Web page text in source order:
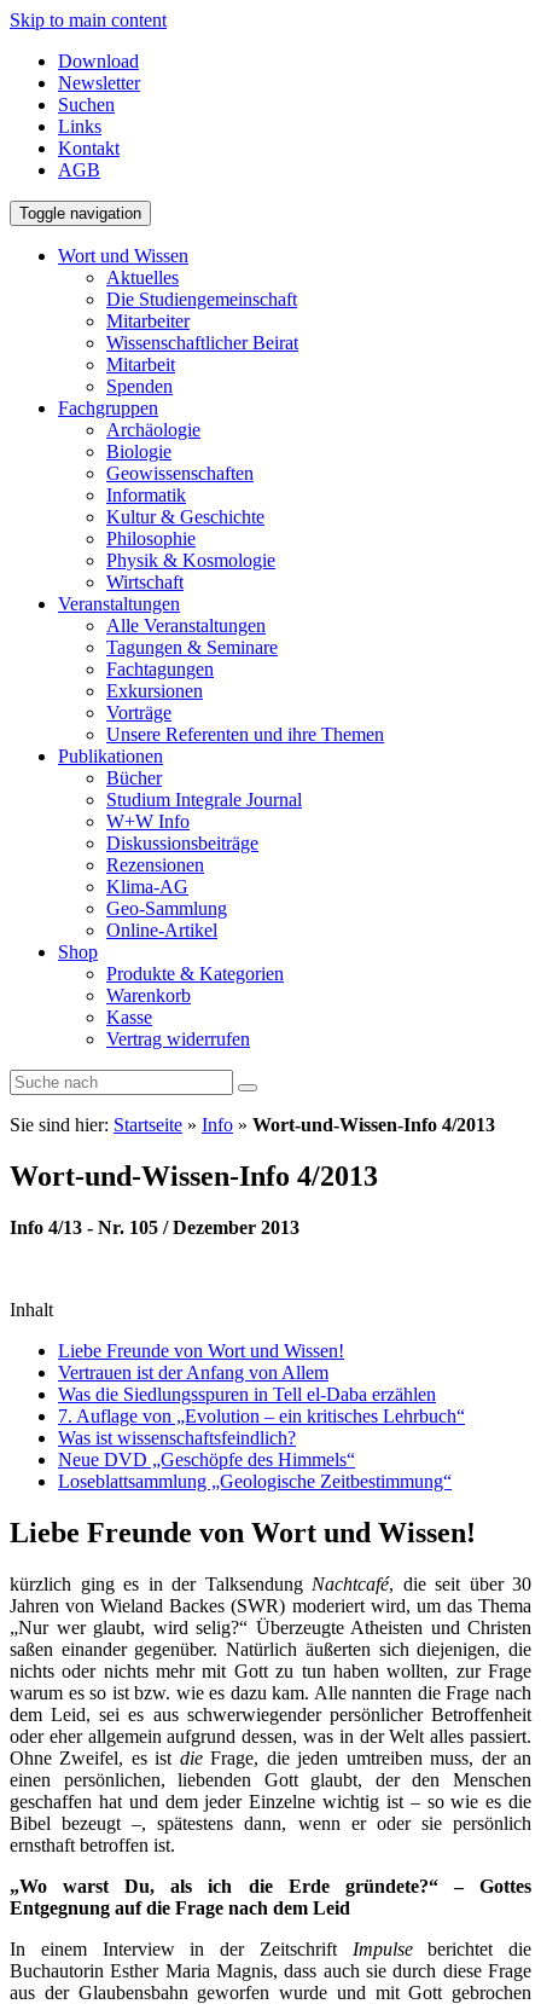
Skip to main content
Download
Newsletter
Suchen
Links
Kontakt
AGB
Toggle navigation
Wort und Wissen
Aktuelles
Die Studiengemeinschaft
Mitarbeiter
Wissenschaftlicher Beirat
Mitarbeit
Spenden
Fachgruppen
Archäologie
Biologie
Geowissenschaften
Informatik
Kultur & Geschichte
Philosophie
Physik & Kosmologie
Wirtschaft
Veranstaltungen
Alle Veranstaltungen
Tagungen & Seminare
Fachtagungen
Exkursionen
Vorträge
Unsere Referenten und ihre Themen
Publikationen
Bücher
Studium Integrale Journal
W+W Info
Diskussionsbeiträge
Rezensionen
Klima-AG
Geo-Sammlung
Online-Artikel
Shop
Produkte & Kategorien
Warenkorb
Kasse
Vertrag widerrufen
Sie sind hier: Startseite » Info » Wort-und-Wissen-Info 4/2013
Wort-und-Wissen-Info 4/2013
Info 4/13 - Nr. 105 / Dezember 2013
Inhalt
Liebe Freunde von Wort und Wissen!
Vertrauen ist der Anfang von Allem
Was die Siedlungsspuren in Tell el-Daba erzählen
7. Auflage von „Evolution – ein kritisches Lehrbuch“
Was ist wissenschaftsfeindlich?
Neue DVD „Geschöpfe des Himmels“
Loseblattsammlung „Geologische Zeitbestimmung“
Liebe Freunde von Wort und Wissen!
kürzlich ging es in der Talksendung Nachtcafé, die seit über 30
Jahren von Wieland Backes (SWR) moderiert wird, um das Thema
„Nur wer glaubt, wird selig?“ Überzeugte Atheisten und Christen
saßen einander gegenüber. Natürlich äußerten sich diejenigen, die
nichts oder nichts mehr mit Gott zu tun haben wollten, zur Frage
warum es so ist bzw. wie es dazu kam. Alle nannten die Frage nach
dem Leid, sei es aus schwerwiegender persönlicher Betroffenheit
oder eher allgemein aufgrund dessen, was in der Welt alles passiert.
Ohne Zweifel, es ist dieFrage, die jeden umtreiben muss, der an
einen persönlichen, liebenden Gott glaubt, der den Menschen
geschaffen hat und dem jeder Einzelne wichtig ist – so wie es die
Bibel bezeugt –, spätestens dann, wenn er oder sie persönlich
ernsthaft betroffen ist.
„Wo warst Du, als ich die Erde gründete?“ – Gottes
Entgegnung auf die Frage nach dem Leid
In einem Interview in der Zeitschrift Impulseberichtet die
Buchautorin Esther Maria Magnis, dass auch sie durch diese Frage
aus der Glaubensbahn geworfen wurde und mit Gott gebrochen